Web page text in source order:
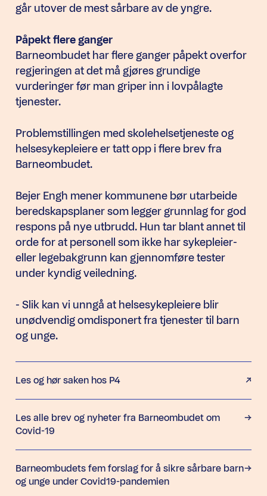
går utover de mest sårbare av de yngre.
Påpekt flere ganger
Barneombudet har flere ganger påpekt overfor
regjeringen at det må gjøres grundige
vurderinger før man griper inn i lovpålagte
tjenester.
Problemstillingen med skolehelsetjeneste og
helsesykepleiere er tatt opp i flere brev fra
Barneombudet.
Bejer Engh mener kommunene bør utarbeide
beredskapsplaner som legger grunnlag for god
respons på nye utbrudd. Hun tar blant annet til
orde for at personell som ikke har sykepleier-
eller legebakgrunn kan gjennomføre tester
under kyndig veiledning.
- Slik kan vi unngå at helsesykepleiere blir
unødvendig omdisponert fra tjenester til barn
og unge.
Les og hør saken hos P4
Les alle brev og nyheter fra Barneombudet om
Covid-19
Barneombudets fem forslag for å sikre sårbare barn
og unge under Covid19-pandemien